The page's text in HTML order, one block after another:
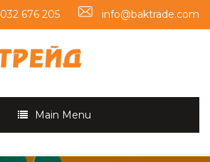
032 676 205 info@baktrade.com
Main Menu